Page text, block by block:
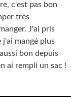
c'est pas bon
très
J'ai pris
j'ai mangé plus
bon depuis
ai rempli un sac !